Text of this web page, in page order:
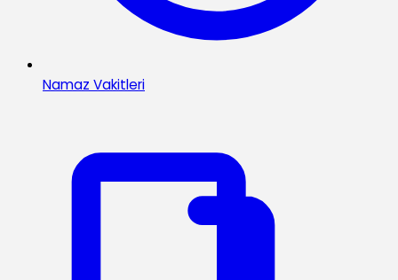
Namaz Vakitleri